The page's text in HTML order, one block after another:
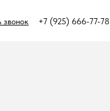
+7 (925) 666-77-78
звонок